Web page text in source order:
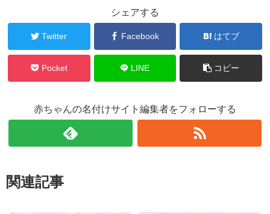
シェアする
Twitter Facebook はてブ
Pocket LINE コピー
赤ちゃんの名付けサイト編集者をフォローする
関連記事